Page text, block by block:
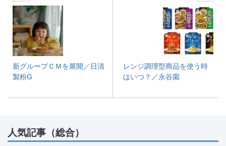
新グループＣＭを展開／日清
製粉G
レンジ調理型商品を使う時
はいつ？／永谷園
人気記事（総合）